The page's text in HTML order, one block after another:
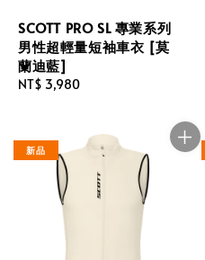
SCOTT PRO SL 專業系列
男性超輕量短袖車衣 [莫
蘭迪藍]
Regular
NT$ 3,980
新品